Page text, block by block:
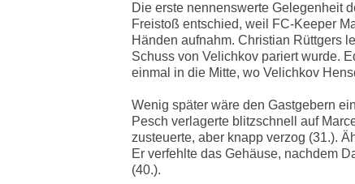
Die erste nennenswerte Gelegenheit
Freistoß entschied, weil FC-Keeper
Händen aufnahm. Christian Rüttgers
Schuss von Velichkov pariert wurde.
einmal in die Mitte, wo Velichkov
Wenig später wäre den Gastgebern
Pesch verlagerte blitzschnell auf
zusteuerte, aber knapp verzog (31.).
Er verfehlte das Gehäuse, nachdem
(40.).